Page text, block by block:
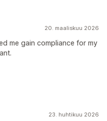
20. maaliskuu 2026
me gain compliance for my
23. huhtikuu 2026